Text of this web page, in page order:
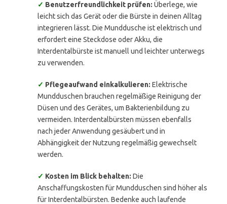
✓ Benutzerfreundlichkeit prüfen: Überlege, wie
leicht sich das Gerät oder die Bürste in deinen Alltag
integrieren lässt. Die Munddusche ist elektrisch und
erfordert eine Steckdose oder Akku, die
Interdentalbürste ist manuell und leichter unterwegs
zu verwenden.
✓ Pflegeaufwand einkalkulieren: Elektrische
Mundduschen brauchen regelmäßige Reinigung der
Düsen und des Gerätes, um Bakterienbildung zu
vermeiden. Interdentalbürsten müssen ebenfalls
nach jeder Anwendung gesäubert und in
Abhängigkeit der Nutzung regelmäßig gewechselt
werden.
✓ Kosten im Blick behalten: Die
Anschaffungskosten für Mundduschen sind höher als
für Interdentalbürsten. Bedenke auch laufende